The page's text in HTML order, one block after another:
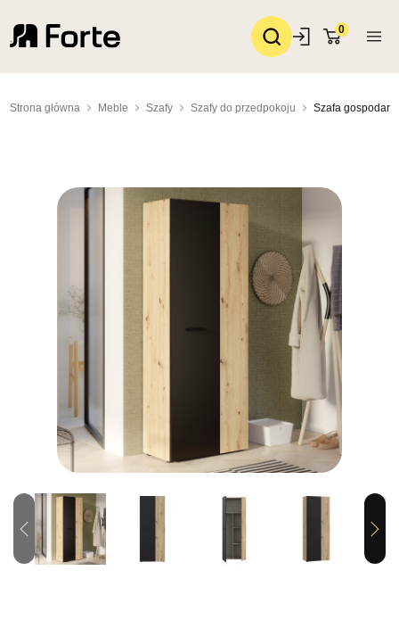
0
Strona główna Meble Szafy Szafy do przedpokoju Szafa
Previous Next